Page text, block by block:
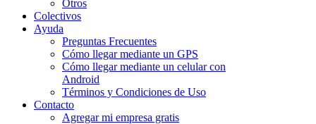
Otros
Colectivos
Ayuda
Preguntas Frecuentes
Cómo llegar mediante un GPS
Cómo llegar mediante un celular con
Android
Términos y Condiciones de Uso
Contacto
Agregar mi empresa gratis